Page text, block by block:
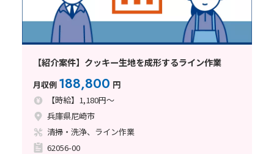
【紹介案件】クッキー生地を成形するライン作業
月収例 188,800 円
【時給】1,180円～
兵庫県尼崎市
清掃・洗浄、ライン作業
62056-00